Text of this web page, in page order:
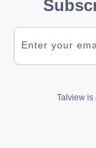
Talview is